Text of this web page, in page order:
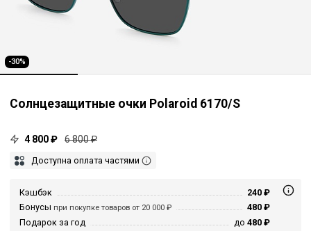
-30%
Солнцезащитные очки Polaroid 6170/S
4 800 ₽ 6 800 ₽
Доступна оплата частями
Кэшбэк
240 ₽
Бонусы при покупке товаров от 20 000 ₽
480 ₽
Подарок за год
до 480 ₽